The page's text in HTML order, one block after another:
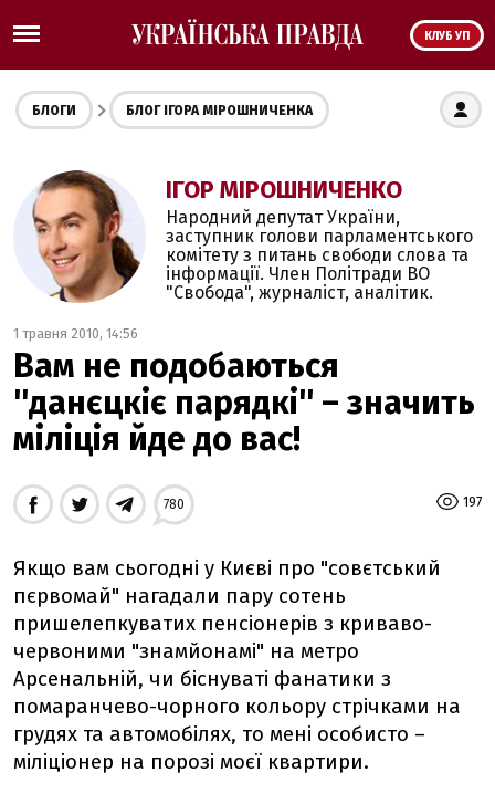
КЛУБ УП
БЛОГИ БЛОГ ІГОРА МІРОШНИЧЕНКА
ІГОР МІРОШНИЧЕНКО
Народний депутат України,
заступник голови парламентського
комітету з питань свободи слова та
інформації. Член Політради ВО
"Свобода", журналіст, аналітик.
1 травня 2010, 14:56
Вам не подобаються
''данєцкіє парядкі'' – значить
міліція йде до вас!
197
780
Якщо вам сьогодні у Києві про "совєтський
пєрвомай" нагадали пару сотень
пришелепкуватих пенсіонерів з криваво-
червоними "знамйонамі" на метро
Арсенальній, чи біснуваті фанатики з
помаранчево-чорного кольору стрічками на
грудях та автомобілях, то мені особисто –
міліціонер на порозі моєї квартири.